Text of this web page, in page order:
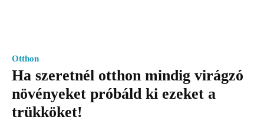
Otthon
Ha szeretnél otthon mindig virágzó
növényeket próbáld ki ezeket a
trükköket!